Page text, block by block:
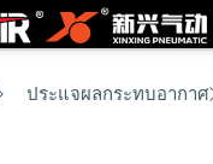
ประแจผลกระทบอากาศ